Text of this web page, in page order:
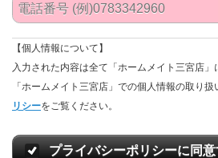
【個人情報について】
入力された内容は全て「ホームメイト三宮店」
「ホームメイト三宮店」での個人情報の取り扱
リシーをご覧ください。
プライバシーポリシーに同意